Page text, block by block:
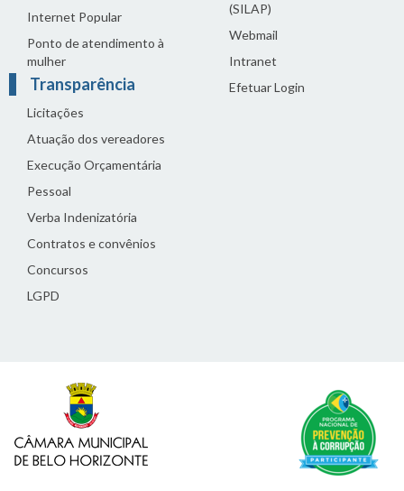
Internet Popular
Ponto de atendimento à
mulher
Transparência
Licitações
Atuação dos vereadores
Execução Orçamentária
Pessoal
Verba Indenizatória
Contratos e convênios
Concursos
LGPD
(SILAP)
Webmail
Intranet
Efetuar Login